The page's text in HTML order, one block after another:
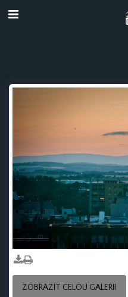
ZOBRAZIT CELOU GALERII